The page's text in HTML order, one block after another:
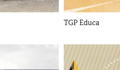
TGP Educa